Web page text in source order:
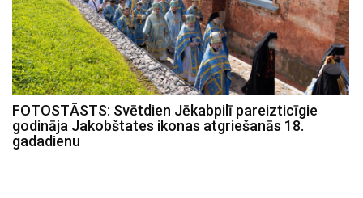
FOTOSTĀSTS: Svētdien Jēkabpilī pareizticīgie
godināja Jakobštates ikonas atgriešanās 18.
gadadienu